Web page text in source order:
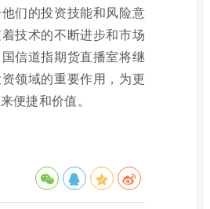
们的投资技能和风险意
技术的不断进步和市场
信道指期货直播室将继
领域的重要作用，为更
便捷和价值。